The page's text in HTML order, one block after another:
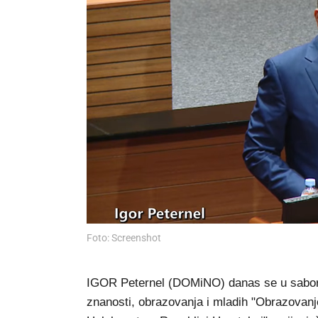
Foto: Screenshot
IGOR Peternel (DOMiNO) danas se u
znanosti, obrazovanja i mladih